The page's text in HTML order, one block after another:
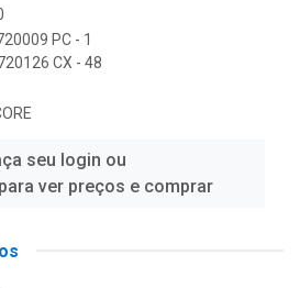
PC - 1
CX - 48
seu login ou
ver preços e comprar